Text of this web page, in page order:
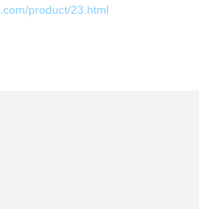
product/23.html